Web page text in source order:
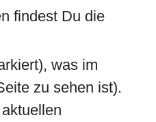
findest Du die
was im
zu sehen ist).